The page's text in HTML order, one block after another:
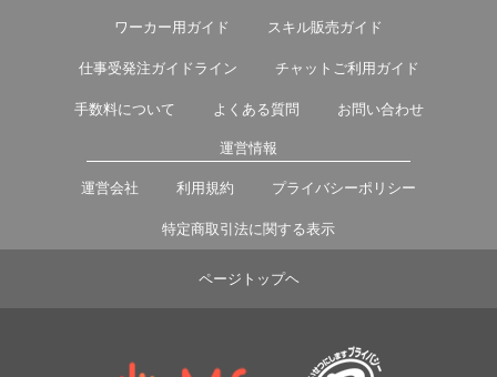
ワーカー用ガイド スキル販売ガイド
仕事受発注ガイドライン チャットご利用ガイド
手数料について よくある質問 お問い合わせ
運営情報
運営会社 利用規約 プライバシーポリシー
特定商取引法に関する表示
ページトップヘ